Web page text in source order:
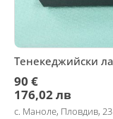
Тенекеджийски
90 €
176,02 лв
с. Маноле, Пловдив,